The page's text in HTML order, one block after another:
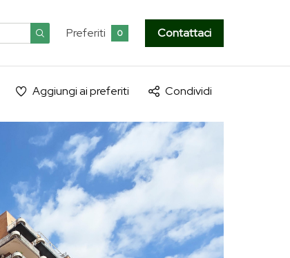
Preferiti 0 Contattaci
Aggiungi ai preferiti Condividi